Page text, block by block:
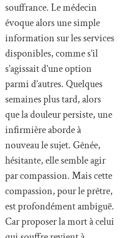
souffrance. Le médecin
évoque alors une simple
information sur les services
disponibles, comme s’il
s’agissait d’une option
parmi d’autres. Quelques
semaines plus tard, alors
que la douleur persiste, une
infirmière aborde à
nouveau le sujet. Gênée,
hésitante, elle semble agir
par compassion. Mais cette
compassion, pour le prêtre,
est profondément ambiguë.
Car proposer la mort à celui